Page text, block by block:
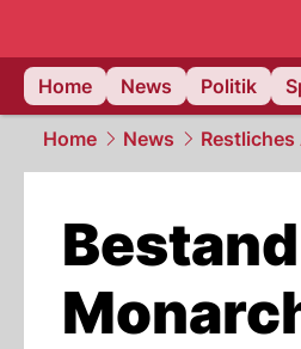
Home
News Politik
Home News